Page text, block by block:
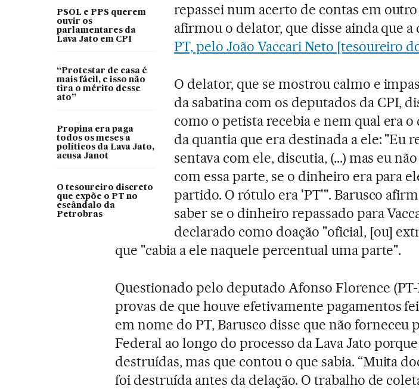
PSOL e PPS querem
ouvir os
parlamentares da
Lava Jato em CPI
“Protestar de casa é
mais fácil, e isso não
tira o mérito desse
ato”
Propina era paga
todos os meses a
políticos da Lava Jato,
acusa Janot
O tesoureiro discreto
que expõe o PT no
escândalo da
Petrobras
repassei num acerto de contas em
afirmou o delator, que disse ainda que a
PT, pelo João Vaccari Neto [tesoureiro
O delator, que se mostrou calmo e
da sabatina com os deputados da CPI,
como o petista recebia e nem qual era
da quantia que era destinada a ele: "Eu
sentava com ele, discutia, (...) mas eu
com essa parte, se o dinheiro era para
partido. O rótulo era 'PT'". Barusco
saber se o dinheiro repassado para
declarado como doação "oficial, [ou]
que "cabia a ele naquele percentual uma parte".
Questionado pelo deputado Afonso Florence (PT-
provas de que houve efetivamente pagamentos
em nome do PT, Barusco disse que não forneceu
Federal ao longo do processo da Lava Jato
destruídas, mas que contou o que sabia. “Muita
foi destruída antes da delação. O trabalho de